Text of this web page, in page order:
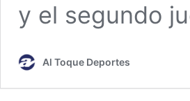
y el segundo
Al Toque Deportes